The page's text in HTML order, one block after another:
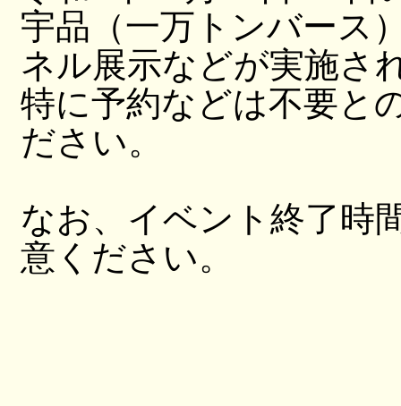
宇品（一万トンバース
ネル展示などが実施さ
特に予約などは不要と
ださい。
なお、イベント終了時
意ください。